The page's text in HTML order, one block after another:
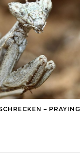
– PRAYING